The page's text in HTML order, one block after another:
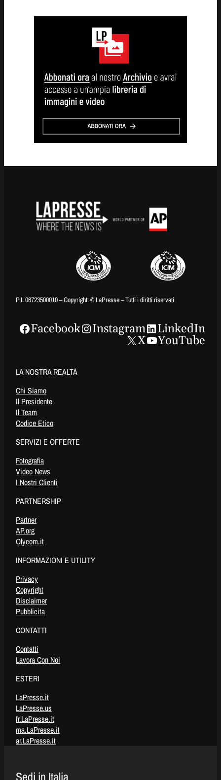
P.I. 06723500010 – Copyright: © LaPresse – Tutti i diritti riservati
Facebook Instagram
LinkedIn
X
YouTube
LA NOSTRA REALTÀ
Chi Siamo
Il Presidente
Il Team
Codice Etico
SERVIZI E OFFERTE
Fotografia
Video News
I Nostri Clienti
PARTNERSHIP
Partner
AP.org
Olycom.it
INFORMAZIONI E UTILITY
Privacy
Copyright
Disclaimer
Pubblicita
CONTATTI
Contatti
Lavora Con Noi
ESTERI
LaPresse.it
LaPresse.us
fr.LaPresse.it
ma.LaPresse.it
ar.LaPresse.it
Sedi in Italia